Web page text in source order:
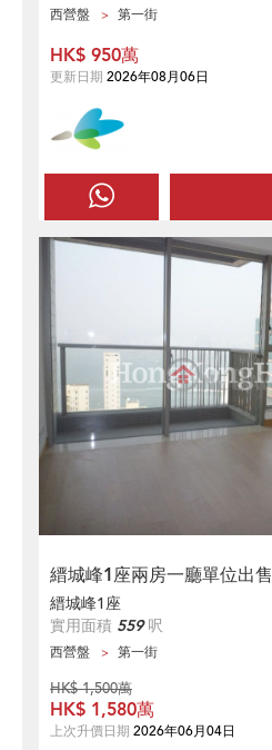
西營盤 第一街
HK$ 950萬
更新日期 2026年08月06日
縉城峰1座兩房一廳單位出售
縉城峰1座
實用面積 559呎
西營盤 第一街
HK$ 1,500萬
HK$ 1,580萬
上次升價日期 2026年06月04日